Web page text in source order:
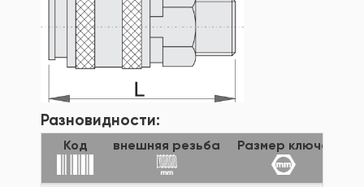
Разновидности:
Код внешняя резьба Размер ключа